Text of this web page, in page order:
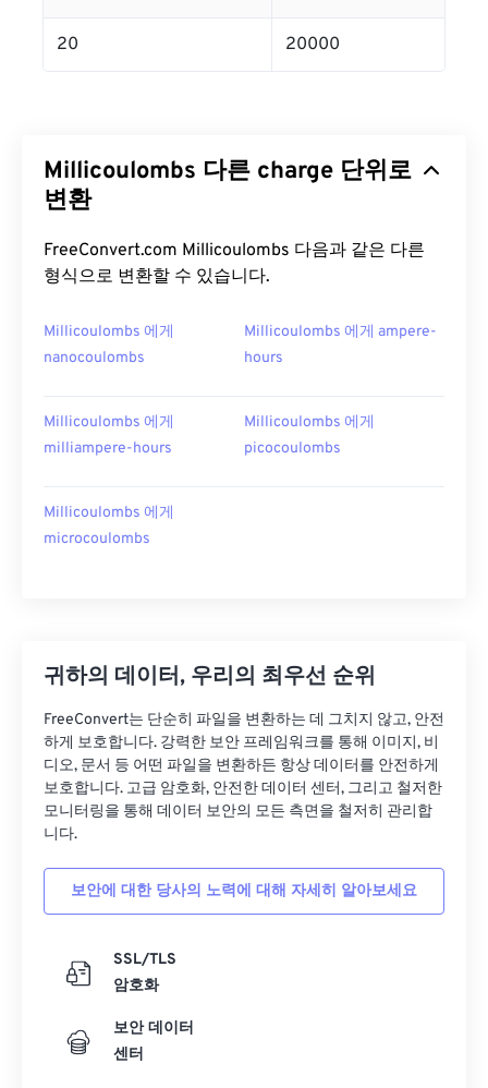
20 20000
Millicoulombs 다른 charge 단위로
변환
FreeConvert.com Millicoulombs 다음과 같은 다른
형식으로 변환할 수 있습니다.
Millicoulombs 에게
nanocoulombs
Millicoulombs 에게 ampere-
hours
Millicoulombs 에게
milliampere-hours
Millicoulombs 에게
picocoulombs
Millicoulombs 에게
microcoulombs
귀하의 데이터, 우리의 최우선 순위
FreeConvert는 단순히 파일을 변환하는 데 그치지 않고, 안전
하게 보호합니다. 강력한 보안 프레임워크를 통해 이미지, 비
디오, 문서 등 어떤 파일을 변환하든 항상 데이터를 안전하게
보호합니다. 고급 암호화, 안전한 데이터 센터, 그리고 철저한
모니터링을 통해 데이터 보안의 모든 측면을 철저히 관리합
니다.
보안에 대한 당사의 노력에 대해 자세히 알아보세요
SSL/TLS
암호화
보안 데이터
센터